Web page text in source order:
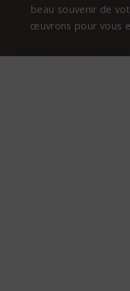
beau souvenir de
œuvrons pour vous